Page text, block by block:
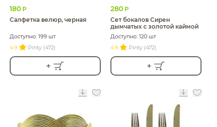
180 Р
Салфетка велюр, черная
Доступно: 199 шт
4.9
Pinty (472)
280 Р
Сет бокалов Сирен
дымчатых с золотой каймой
Доступно: 120 шт
4.9
Pinty (472)